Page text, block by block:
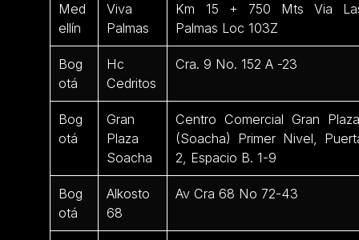
Med
ellín
Viva
Palmas
Km 15 + 750 Mts Via
Palmas Loc 103Z
Bog
otá
Hc
Cedritos
Cra. 9 No. 152 A -23
Bog
otá
Gran
Plaza
Soacha
Centro Comercial Gran
(Soacha) Primer Nivel,
2, Espacio B. 1-9
Bog
otá
Alkosto
68
Av Cra 68 No 72-43